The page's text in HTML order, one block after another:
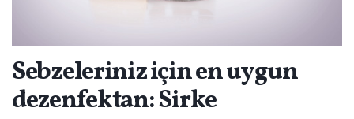
Sebzeleriniz için en uygun
dezenfektan: Sirke